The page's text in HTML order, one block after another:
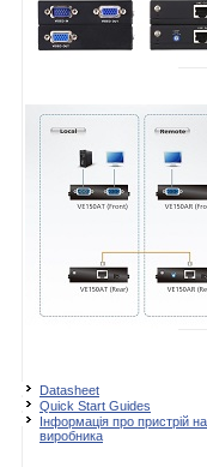
Datasheet
Quick Start Guides
Інформація про пристрій на
виробника